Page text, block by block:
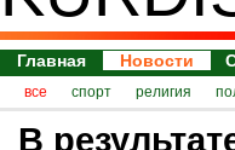
Главная Новости
все спорт религия
В